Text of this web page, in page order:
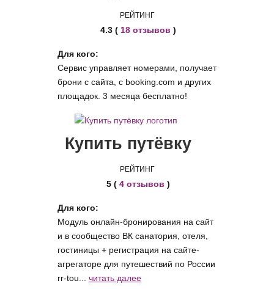
РЕЙТИНГ
4.3 ( 18 отзывов )
Для кого:
Сервис управляет номерами, получает
брони с сайта, с booking.com и других
площадок. 3 месяца бесплатно!
Купить путёвку
РЕЙТИНГ
5 ( 4 отзывов )
Для кого:
Модуль онлайн-бронирования на сайт
и в сообщество ВК санатория, отеля,
гостиницы + регистрация на сайте-
агрегаторе для путешествий по России
rr-tou... читать далее